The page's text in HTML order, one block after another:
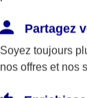
Partagez
Soyez toujours
nos offres et nos